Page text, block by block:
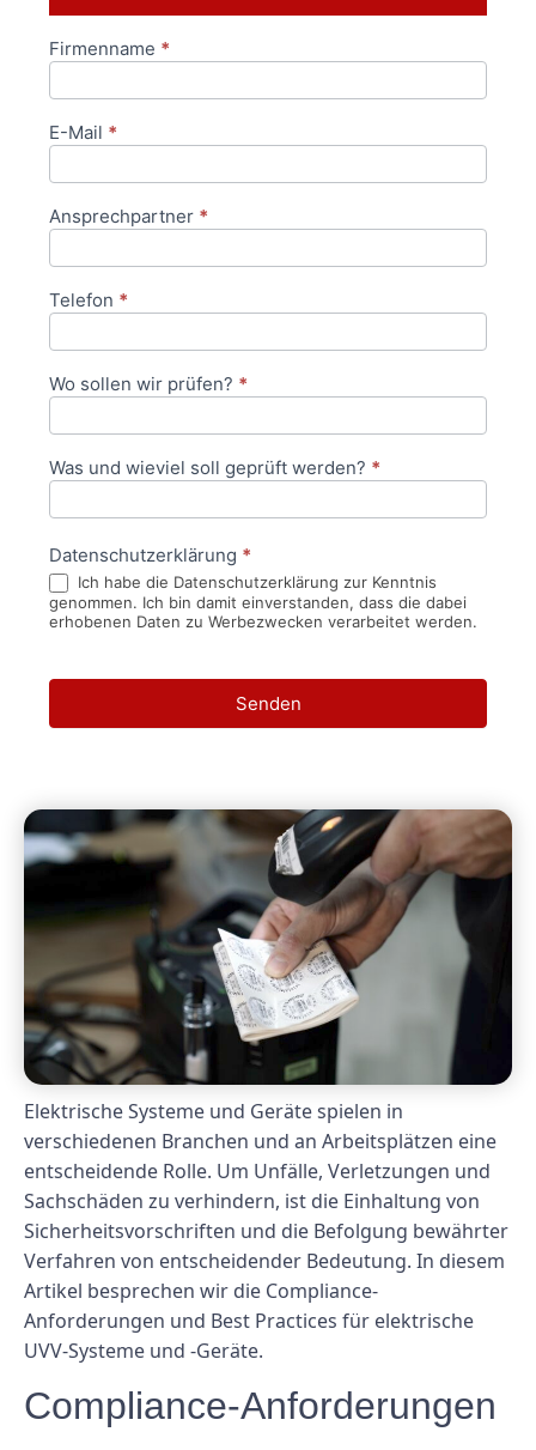
Anfrageformular
Firmenname *
E-Mail *
Ansprechpartner *
Telefon *
Wo sollen wir prüfen? *
Was und wieviel soll geprüft werden? *
Datenschutzerklärung *
Ich habe die Datenschutzerklärung zur Kenntnis
genommen. Ich bin damit einverstanden, dass die dabei
erhobenen Daten zu Werbezwecken verarbeitet werden.
Senden
Elektrische Systeme und Geräte spielen in
verschiedenen Branchen und an Arbeitsplätzen eine
entscheidende Rolle. Um Unfälle, Verletzungen und
Sachschäden zu verhindern, ist die Einhaltung von
Sicherheitsvorschriften und die Befolgung bewährter
Verfahren von entscheidender Bedeutung. In diesem
Artikel besprechen wir die Compliance-
Anforderungen und Best Practices für elektrische
UVV-Systeme und -Geräte.
Compliance-Anforderungen